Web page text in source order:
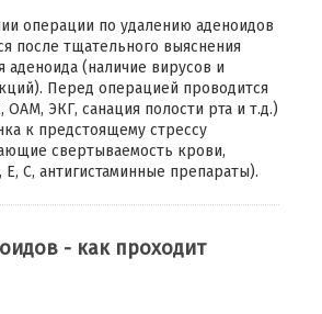
операции по удалению аденоидов
после тщательного выяснения
аденоида (наличие вирусов и
Перед операцией проводится
ЭКГ, санация полости рта и т.д.)
к предстоящему стрессу
свертываемость крови,
С, антигистаминные препараты).
- как проходит